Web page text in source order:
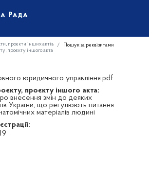
проєкти інших актів
Пошук за реквізитами
проєкту іншого акта
юридичного управління.pdf
проєкту іншого акта:
внесення змін до деяких
України, що регулюють питання
матеріалів людині